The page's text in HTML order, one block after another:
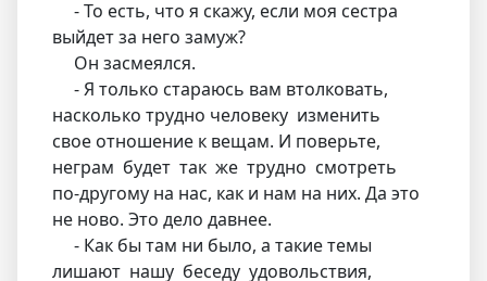
- То есть, что я скажу, если моя сестра
выйдет за него замуж?
Он засмеялся.
- Я только стараюсь вам втолковать,
насколько трудно человеку изменить
свое отношение к вещам. И поверьте,
неграм будет так же трудно смотреть
по-другому на нас, как и нам на них. Да это
не ново. Это дело давнее.
- Как бы там ни было, а такие темы
лишают нашу беседу удовольствия,